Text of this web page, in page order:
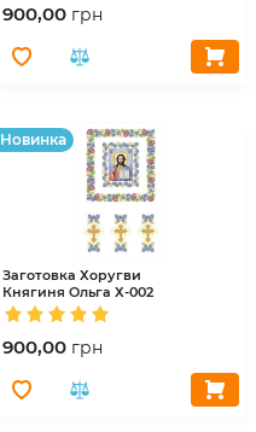
900,00 грн
Hовинка
Заготовка Хоругви
Княгиня Ольга Х-002
900,00 грн